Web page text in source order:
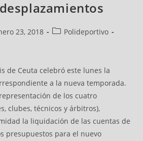
23, 2018
Polideportivo
de Ceuta celebró este lunes la
a la nueva temporada.
de los cuatro
clubes, técnicos y árbitros),
la liquidación de las cuentas de
presupuestos para el nuevo